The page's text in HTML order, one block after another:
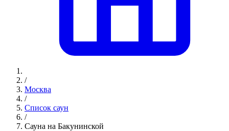
/
Москва
/
Список саун
/
Сауна на Бакунинской